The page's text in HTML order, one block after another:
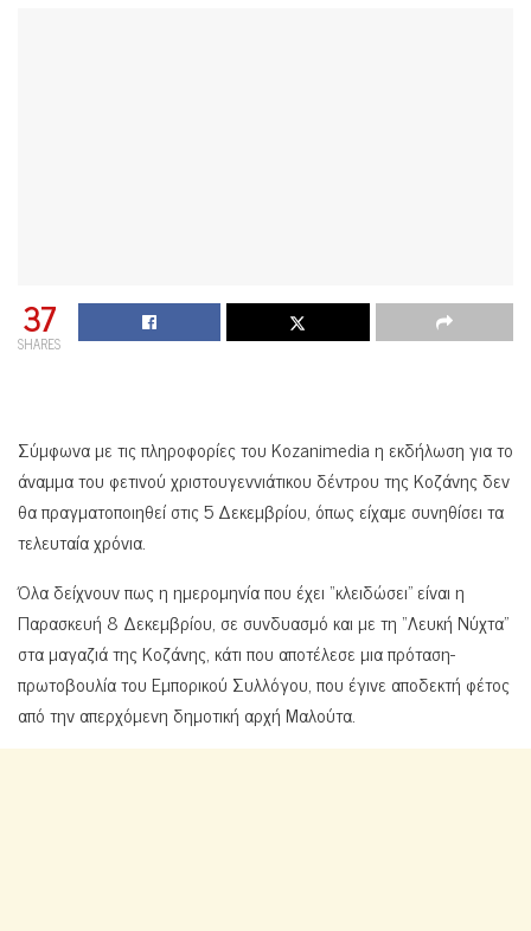
37
SHARES
Σύμφωνα με τις πληροφορίες του Kozanimedia η εκδήλωση για το
άναμμα του φετινού χριστουγεννιάτικου δέντρου της Κοζάνης δεν
θα πραγματοποιηθεί στις 5 Δεκεμβρίου, όπως είχαμε συνηθίσει τα
τελευταία χρόνια.
Όλα δείχνουν πως η ημερομηνία που έχει “κλειδώσει” είναι η
Παρασκευή 8 Δεκεμβρίου, σε συνδυασμό και με τη “Λευκή Νύχτα”
στα μαγαζιά της Κοζάνης, κάτι που αποτέλεσε μια πρόταση-
πρωτοβουλία του Εμπορικού Συλλόγου, που έγινε αποδεκτή φέτος
από την απερχόμενη δημοτική αρχή Μαλούτα.